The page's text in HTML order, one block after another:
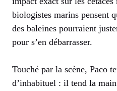
biologistes marins pensent
des baleines pourraient
pour s’en débarrasser.
Touché par la scène, Paco
d’inhabituel : il tend la